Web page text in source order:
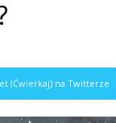
(Ćwierkaj) na Twitterze